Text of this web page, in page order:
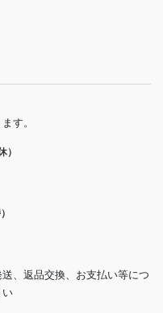
す。
）
、返品交換、お支払い等につ
い